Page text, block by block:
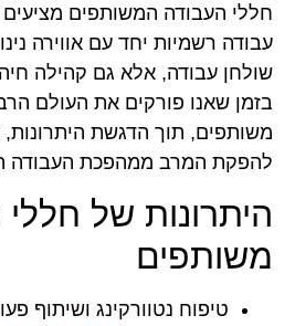
חללי העבודה המשותפים מציעים
עבודה רשמיות יחד עם אווירה
שולחן עבודה, אלא גם קהילה חיה
בזמן שאנו פורקים את העולם הרב-
משותפים, תוך הדגשת היתרונות,
להפקת המרב ממהפכת העבודה
היתרונות של חללי
משותפים
טיפוח נטוורקינג ושיתוף